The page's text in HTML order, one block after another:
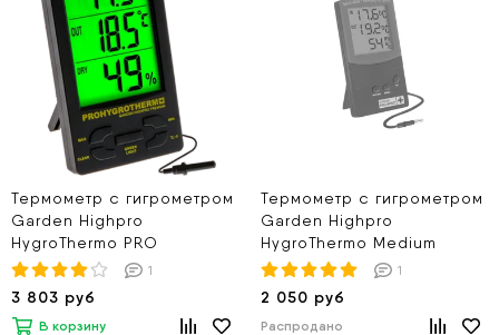
Термометр с гигрометром
Garden Highpro
HygroThermo PRO
1
3 803 руб
В корзину
Термометр с гигрометром
Garden Highpro
HygroThermo Medium
1
2 050 руб
Распродано